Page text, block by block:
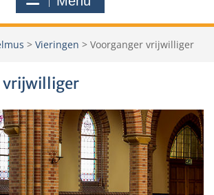
> Vieringen > Voorganger vrijwilliger
vrijwilliger